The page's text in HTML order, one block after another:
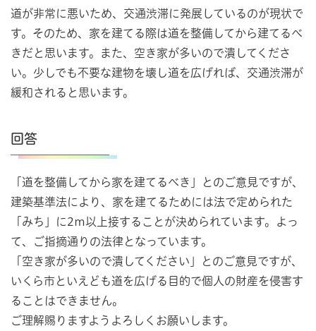
道が非常に悪いため、交通渋滞に発展しているのが現状で
す。そのため、家を建てる際は道を整備してから建てるべ
きだと思います。また、空き家が多いので潰してくださ
い。少しでも不要な建物を壊し道を広げれば、交通渋滞が
緩和されると思います。
回答
「道を整備してから家を建てるべき」とのご意見ですが、
建築基準法により、家を建てるためには法で定められた
「みち」に2ｍ以上接することが決められています。よっ
て、ご指摘通りの法律となっています。
「空き家が多いので潰してください」とのご意見ですが、
いくら市といえども道を広げる目的で個人の財産を侵害す
ることはできません。
ご理解賜りますようよろしくお願いします。